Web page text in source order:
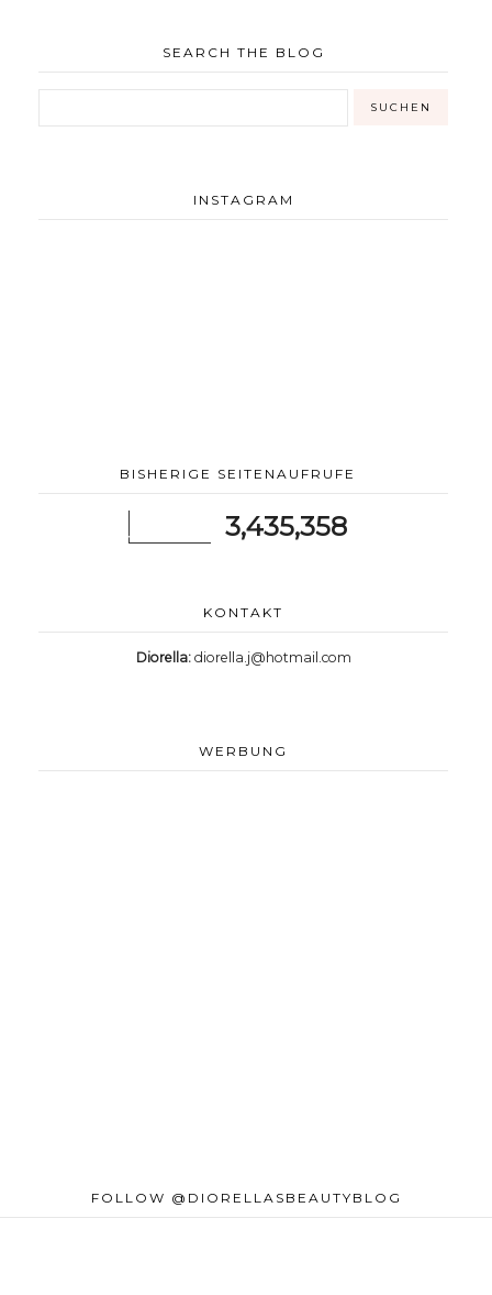
SEARCH THE BLOG
INSTAGRAM
BISHERIGE SEITENAUFRUFE
3,435,358
KONTAKT
Diorella: diorella.j@hotmail.com
WERBUNG
FOLLOW @DIORELLASBEAUTYBLOG